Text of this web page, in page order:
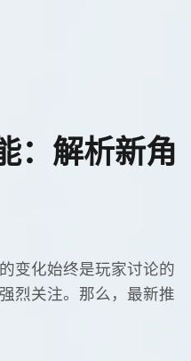
：解析新角
变化始终是玩家讨论的
烈关注。那么，最新推